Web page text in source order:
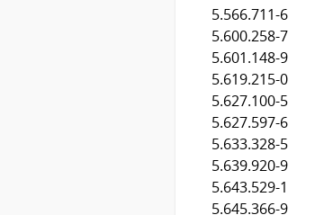
5.566.711-6
5.600.258-7
5.601.148-9
5.619.215-0
5.627.100-5
5.627.597-6
5.633.328-5
5.639.920-9
5.643.529-1
5.645.366-9